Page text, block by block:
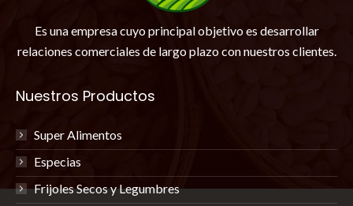
Es una empresa cuyo principal objetivo es desarrollar
relaciones comerciales de largo plazo con nuestros clientes.
Nuestros Productos
Super Alimentos
Especias
Frijoles Secos y Legumbres